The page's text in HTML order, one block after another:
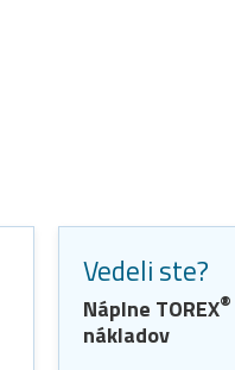
Vedeli ste?
Náplne TOREX®
nákladov